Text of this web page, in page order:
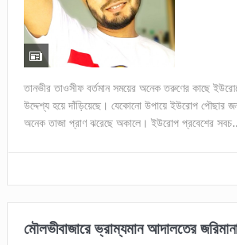
তানভীর তাওসীফ বর্তমান সময়ের অনেক তরুণের কাছে
উদ্দেশ্য হয়ে দাঁড়িয়েছে। যেকোনো উপায়ে ইউরোপ পৌছার
অনেক তাজা প্রাণ ঝরেছে অকালে। ইউরোপ প্রবেশের
মৌলভীবাজারে ভ্রাম্যমান আদালতের